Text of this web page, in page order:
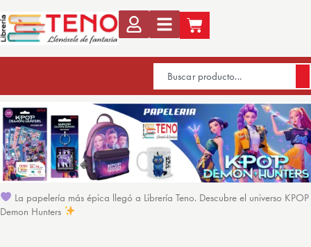
La papelería más épica llegó a Librería Teno. Descubre el universo KPOP
Demon Hunters